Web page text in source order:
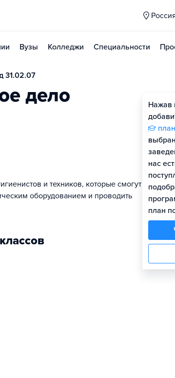
Вузы Колледжи Специальности
31.02.07
дело
и техников, которые смогут
оборудованием и проводить
Нажав
нас
план